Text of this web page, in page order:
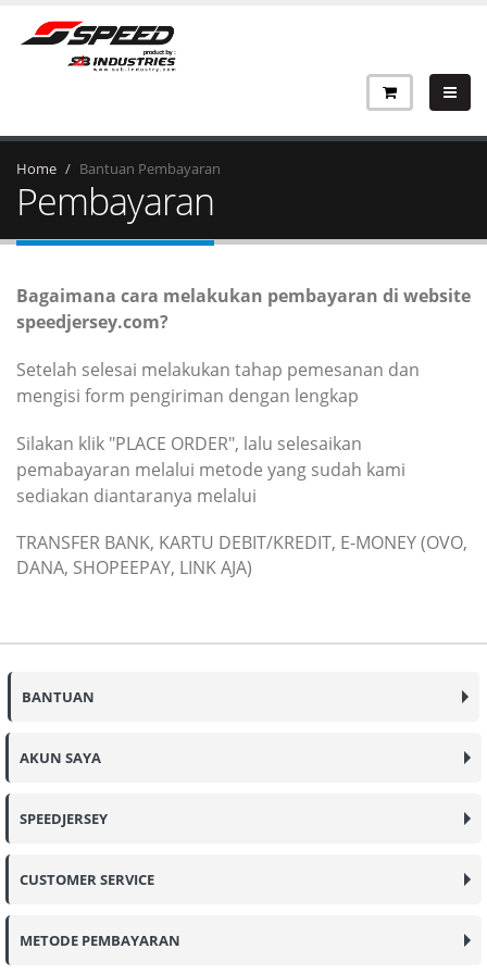
Home Bantuan Pembayaran
Pembayaran
Bagaimana cara melakukan pembayaran di website
speedjersey.com?
Setelah selesai melakukan tahap pemesanan dan
mengisi form pengiriman dengan lengkap
Silakan klik "PLACE ORDER", lalu selesaikan
pemabayaran melalui metode yang sudah kami
sediakan diantaranya melalui
TRANSFER BANK, KARTU DEBIT/KREDIT, E-MONEY (OVO,
DANA, SHOPEEPAY, LINK AJA)
BANTUAN
AKUN SAYA
SPEEDJERSEY
CUSTOMER SERVICE
METODE PEMBAYARAN